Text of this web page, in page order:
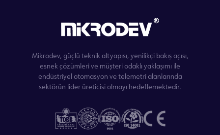
Mikrodev, güçlü teknik altyapısı, yenilikçi bakış açısı,
esnek çözümleri ve müşteri odaklı yaklaşımı ile
endüstriyel otomasyon ve telemetri alanlarında
sektörün lider üreticisi olmayı hedeflemektedir.